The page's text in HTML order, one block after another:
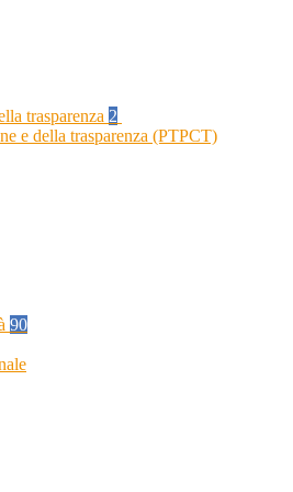
trasparenza 2
e della trasparenza (PTPCT)
90